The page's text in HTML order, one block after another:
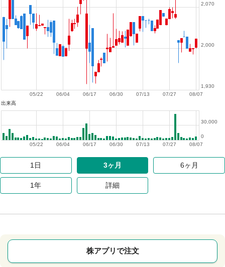
08/07
07/27
07/13
06/30
06/17
06/04
05/22
1,930
2,000
2,070
出来高
08/07
07/27
07/13
06/30
06/17
06/04
05/22
0
30,000
1日 3ヶ月 6ヶ月
1年 詳細
株アプリで注文